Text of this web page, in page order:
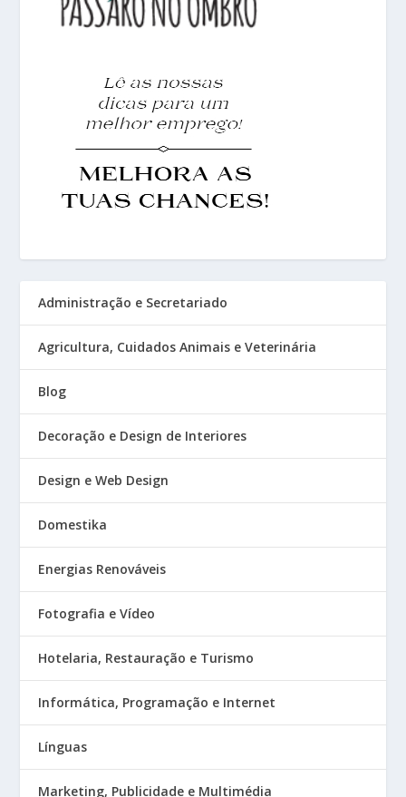
Administração e Secretariado
Agricultura, Cuidados Animais e Veterinária
Blog
Decoração e Design de Interiores
Design e Web Design
Domestika
Energias Renováveis
Fotografia e Vídeo
Hotelaria, Restauração e Turismo
Informática, Programação e Internet
Línguas
Marketing, Publicidade e Multimédia